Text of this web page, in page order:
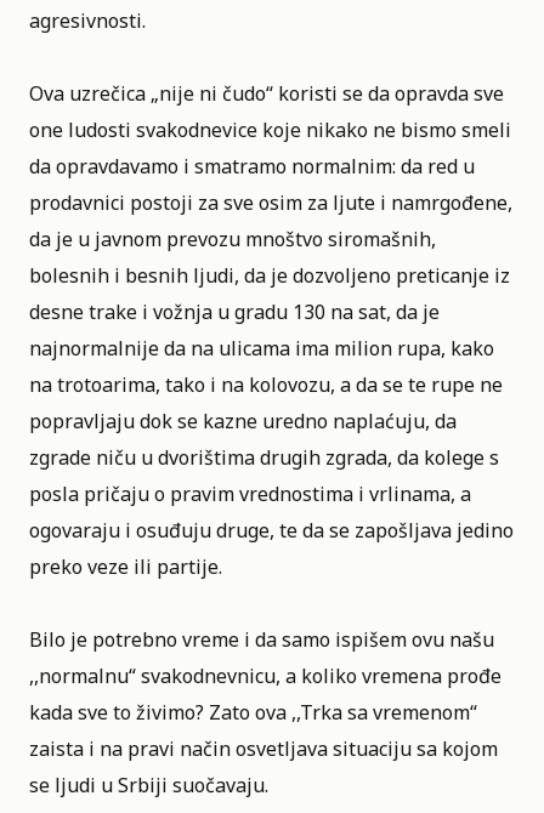
agresivnosti.
Ova uzrečica „nije ni čudo“ koristi se da opravda sve
one ludosti svakodnevice koje nikako ne bismo smeli
da opravdavamo i smatramo normalnim: da red u
prodavnici postoji za sve osim za ljute i namrgođene,
da je u javnom prevozu mnoštvo siromašnih,
bolesnih i besnih ljudi, da je dozvoljeno preticanje iz
desne trake i vožnja u gradu 130 na sat, da je
najnormalnije da na ulicama ima milion rupa, kako
na trotoarima, tako i na kolovozu, a da se te rupe ne
popravljaju dok se kazne uredno naplaćuju, da
zgrade niču u dvorištima drugih zgrada, da kolege s
posla pričaju o pravim vrednostima i vrlinama, a
ogovaraju i osuđuju druge, te da se zapošljava jedino
preko veze ili partije.
Bilo je potrebno vreme i da samo ispišem ovu našu
,,normalnu“ svakodnevnicu, a koliko vremena prođe
kada sve to živimo? Zato ova ,,Trka sa vremenom“
zaista i na pravi način osvetljava situaciju sa kojom
se ljudi u Srbiji suočavaju.